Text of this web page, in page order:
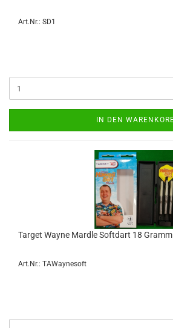
Art.Nr.: SD1
IN DEN
Tar­get Wayne Mard­le Softdart 18
Art.Nr.: TAWaynesoft